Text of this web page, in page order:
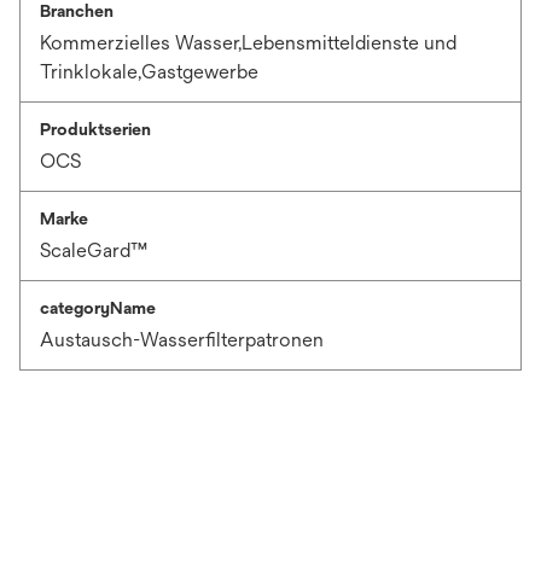
Branchen
Kommerzielles Wasser,Lebensmitteldienste und
Trinklokale,Gastgewerbe
Produktserien
OCS
Marke
ScaleGard™
categoryName
Austausch-Wasserfilterpatronen